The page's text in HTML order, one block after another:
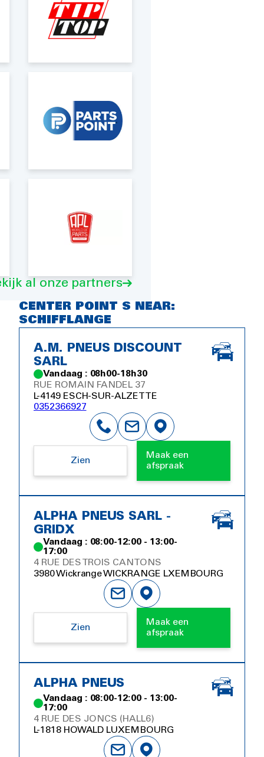
al onze partners
CENTER POINT S NEAR:
SCHIFFLANGE
A.M. PNEUS DISCOUNT
SARL
Vandaag : 08h00-18h30
RUE ROMAIN FANDEL 37
L-4149 ESCH-SUR-ALZETTE
0352366927
Zien
Maak een
afspraak
ALPHA PNEUS SARL -
GRIDX
Vandaag : 08:00-12:00 - 13:00-
17:00
4 RUE DES TROIS CANTONS
3980 Wickrange WICKRANGE LXEMBOURG
Zien
Maak een
afspraak
ALPHA PNEUS
Vandaag : 08:00-12:00 - 13:00-
17:00
4 RUE DES JONCS (HALL6)
L-1818 HOWALD LUXEMBOURG